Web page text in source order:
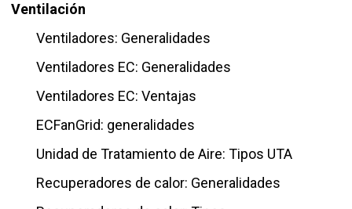
Ventilación
Ventiladores: Generalidades
Ventiladores EC: Generalidades
Ventiladores EC: Ventajas
ECFanGrid: generalidades
Unidad de Tratamiento de Aire: Tipos UTA
Recuperadores de calor: Generalidades